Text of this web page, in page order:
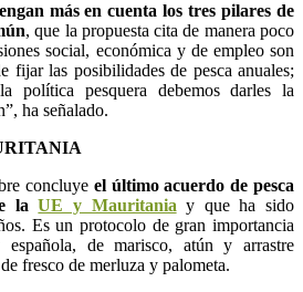
más en cuenta los tres pilares de
, que la propuesta cita de manera poco
social, económica y de empleo son
fijar las posibilidades de pesca anuales;
política pesquera debemos darles la
ha señalado.
concluye el último acuerdo de pesca
laUE y Mauritania y que ha sido
Es un protocolo de gran importancia
de marisco, atún y arrastre
fresco de merluza y palometa.